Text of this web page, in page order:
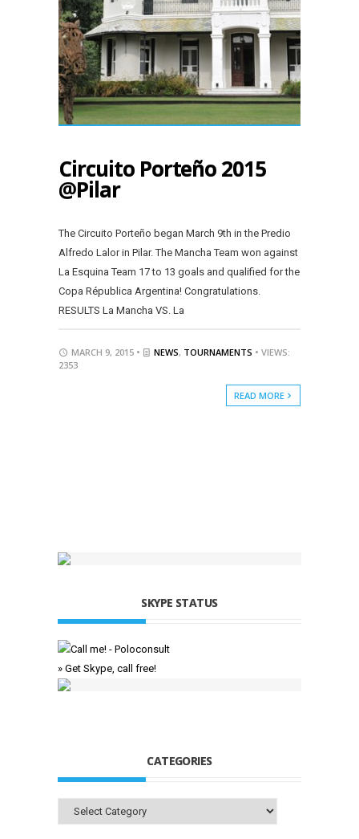
Circuito Porteño 2015
@Pilar
The Circuito Porteño began March 9th in the Predio
Alfredo Lalor in Pilar. The Mancha Team won against
La Esquina Team 17 to 13 goals and qualified for the
Copa Républica Argentina! Congratulations.
RESULTS La Mancha VS. La
MARCH 9, 2015 • NEWS, TOURNAMENTS • VIEWS:
2353
READ MORE
SKYPE STATUS
» Get Skype, call free!
CATEGORIES
Categories